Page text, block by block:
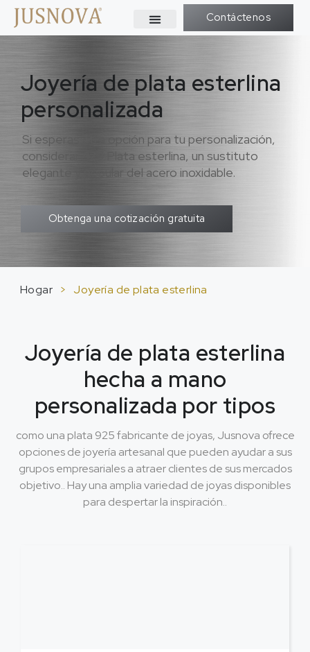
Contáctenos
Joyería de plata esterlina
personalizada
Si esperas otra opción para tu personalización,
considerar 925 Plata esterlina, un sustituto
elegante y popular del acero inoxidable.
Obtenga una cotización gratuita
Hogar > Joyería de plata esterlina
Joyería de plata esterlina
hecha a mano
personalizada por tipos
como una plata 925 fabricante de joyas, Jusnova ofrece
opciones de joyería artesanal que pueden ayudar a sus
grupos empresariales a atraer clientes de sus mercados
objetivo.. Hay una amplia variedad de joyas disponibles
para despertar la inspiración..